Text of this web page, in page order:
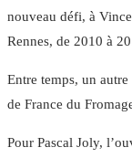
nouveau défi, à
Rennes, de 2010 à
Entre temps, un
de France du
Pour Pascal Joly,